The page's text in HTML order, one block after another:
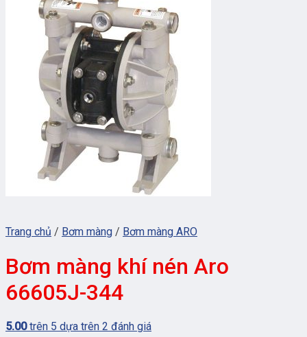
Trang chủ / Bơm màng / Bơm màng ARO
Bơm màng khí nén Aro
66605J-344
5.00trên 5 dựa trên 2 đánh giá